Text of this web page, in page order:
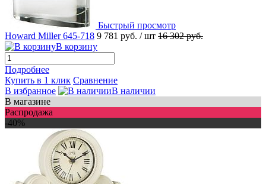
Быстрый просмотр
Howard Miller 645-718 9 781 руб. / шт 16 302 руб.
В корзину
Подробнее
Купить в 1 клик Сравнение
В избранное
В наличии
В магазине
Распродажа
-40%